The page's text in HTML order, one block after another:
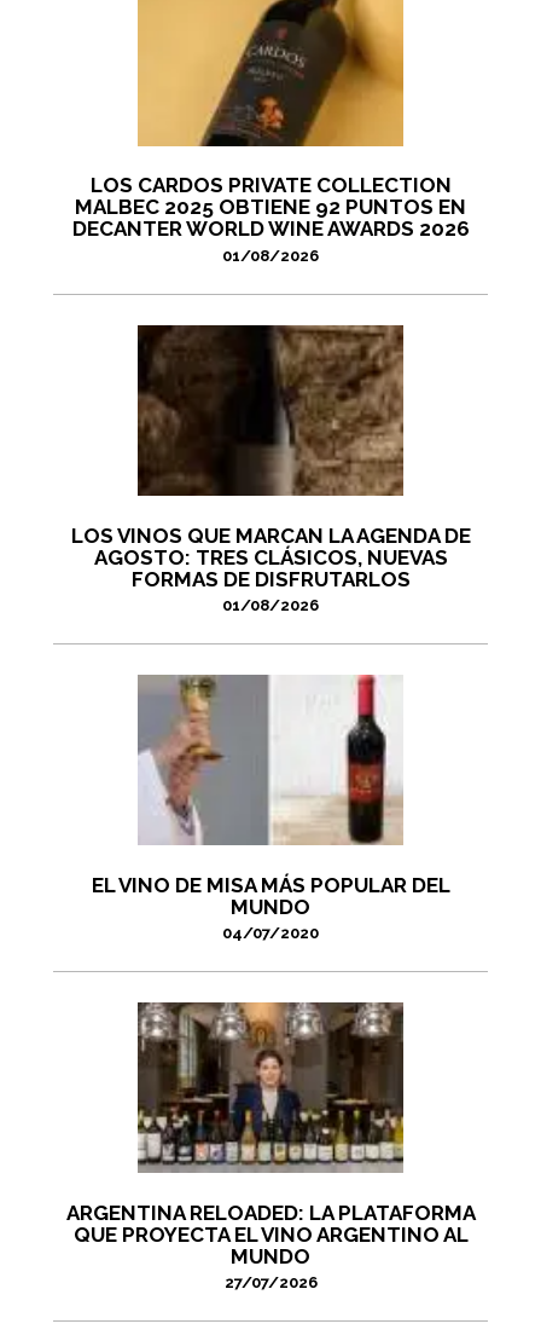
LOS CARDOS PRIVATE COLLECTION
MALBEC 2025 OBTIENE 92 PUNTOS EN
DECANTER WORLD WINE AWARDS 2026
01/08/2026
LOS VINOS QUE MARCAN LA AGENDA DE
AGOSTO: TRES CLÁSICOS, NUEVAS
FORMAS DE DISFRUTARLOS
01/08/2026
EL VINO DE MISA MÁS POPULAR DEL
MUNDO
04/07/2020
ARGENTINA RELOADED: LA PLATAFORMA
QUE PROYECTA EL VINO ARGENTINO AL
MUNDO
27/07/2026